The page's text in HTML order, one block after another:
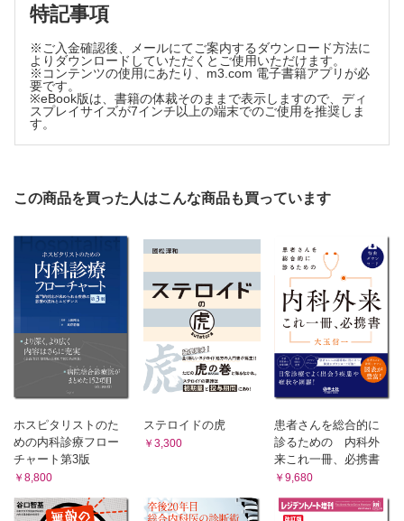
3. がん患者にかかわる医師が知っておきたい難治性疼痛の症状
緩和【森崎貴博】
4. 終末期の対応【竹下隼人】
第5章 患者・家族とのコミュニケーション
1. 患者・家族への寄り添い方，AYA世代も含め【宮地康僚】
2. がんの悪い知らせの伝え方と意思決定，治療拒否患者への対
特記事項
※ご入金確認後、メールにてご案内するダウンロード方法に
よりダウンロードしていただくとご使用いただけます。
※コンテンツの使用にあたり、m3.com 電子書籍アプリが必
要です。
※eBook版は、書籍の体裁そのままで表示しますので、ディ
スプレイサイズが7インチ以上の端末でのご使用を推奨しま
す。
この商品を買った人はこんな商品も買っています
ホスピタリストのた
めの内科診療フロー
チャート第3版
￥8,800
ステロイドの虎
￥3,300
患者さんを総合的に
診るための 内科外
来これ一冊、必携書
￥9,680